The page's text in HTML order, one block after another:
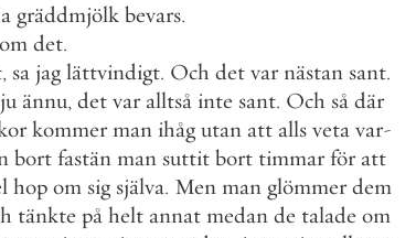
gräddmjölk bevars.
om det.
, sa jag lättvindigt. Och det var nästan sant.
ju ännu, det var alltså inte sant. Och så där
kommer man ihåg utan att alls veta var-
bort fastän man suttit bort timmar för att
hop om sig själva. Men man glömmer dem
tänkte på helt annat medan de talade om